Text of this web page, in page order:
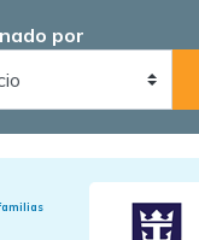
por